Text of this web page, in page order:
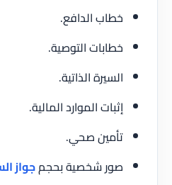
خطاب الدافع.
خطابات التوصية.
السيرة الذاتية.
إثبات الموارد المالية.
تأمين صحي.
صور شخصية بحجمجواز